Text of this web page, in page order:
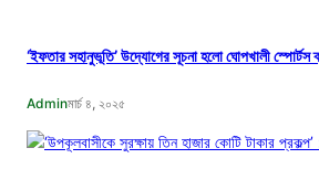
‘ইফতার সহানুভূতি’ উদ্যোগের সূচনা হলো ঘোপখালী স্পোর্টস
Adminমার্চ ৪, ২০২৫